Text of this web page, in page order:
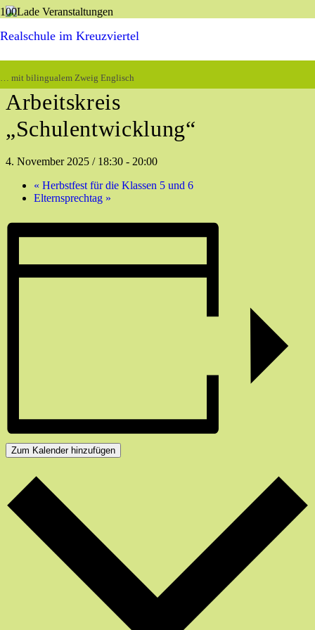
Realschule im Kreuzviertel
… mit bilingualem Zweig Englisch
« Alle Veranstaltungen
Diese Veranstaltung hat bereits stattgefunden.
Arbeitskreis
„Schulentwicklung“
4. November 2025 / 18:30 - 20:00
« Herbstfest für die Klassen 5 und 6
Elternsprechtag »
Zum Kalender hinzufügen